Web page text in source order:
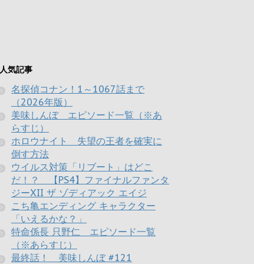
人気記事
名探偵コナン！1～1067話まで
（2026年版）
美味しんぼ エピソード一覧（※あ
らすじ）
ホロウナイト 失望の王者を確実に
倒す方法
ウイルス対策「リブート」はどこ
だ！？ 【PS4】ファイナルファンタ
ジーXII ザ ゾディアック エイジ
こち亀エンディング キャラクター
「いえるかな？」
特命係長 只野仁 エピソード一覧
（※あらすじ）
最終話！ 美味しんぼ #121